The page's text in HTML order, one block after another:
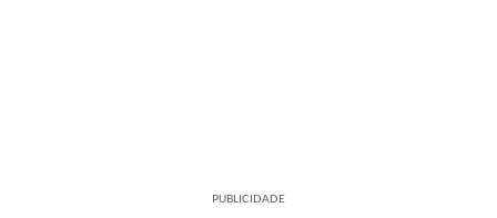
PUBLICIDADE